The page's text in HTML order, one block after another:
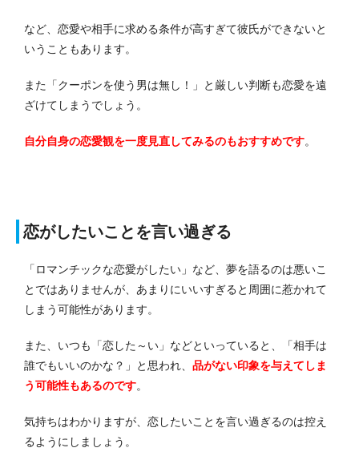
など、恋愛や相手に求める条件が高すぎて彼氏ができないと
いうこともあります。
また「クーポンを使う男は無し！」と厳しい判断も恋愛を遠
ざけてしまうでしょう。
自分自身の恋愛観を一度見直してみるのもおすすめです。
恋がしたいことを言い過ぎる
「ロマンチックな恋愛がしたい」など、夢を語るのは悪いこ
とではありませんが、あまりにいいすぎると周囲に惹かれて
しまう可能性があります。
また、いつも「恋した～い」などといっていると、「相手は
誰でもいいのかな？」と思われ、 品がない印象を与えてしま
う可能性もあるのです。
気持ちはわかりますが、恋したいことを言い過ぎるのは控え
るようにしましょう。